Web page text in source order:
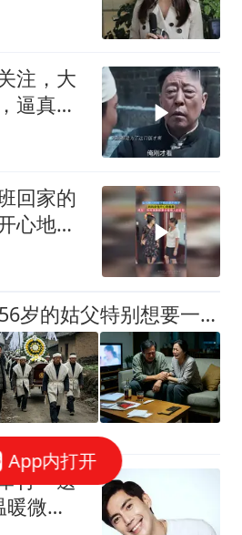
注，大
逼真场
回家的
心地看
姑姑53岁那年，56岁的姑父特别想要一个儿子，姑姑为此命丧黄泉
举行 遗
暖微
App内打开